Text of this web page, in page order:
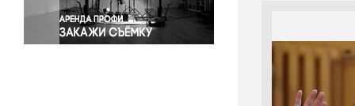
Экономика и бизнес